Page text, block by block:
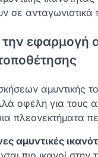
σε
εφαρμογή
αμυντικής
οφέλη για τους
πλεονεκτήματα
αμυντικές